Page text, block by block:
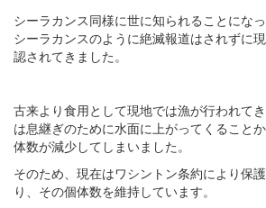
シーラカンス同様に世に知られることになっ
シーラカンスのように絶滅報道はされずに
認されてきました。
古来より食用として現地では漁が行われて
は息継ぎのために水面に上がってくること
体数が減少してしまいました。
そのため、現在はワシントン条約により保
り、その個体数を維持しています。